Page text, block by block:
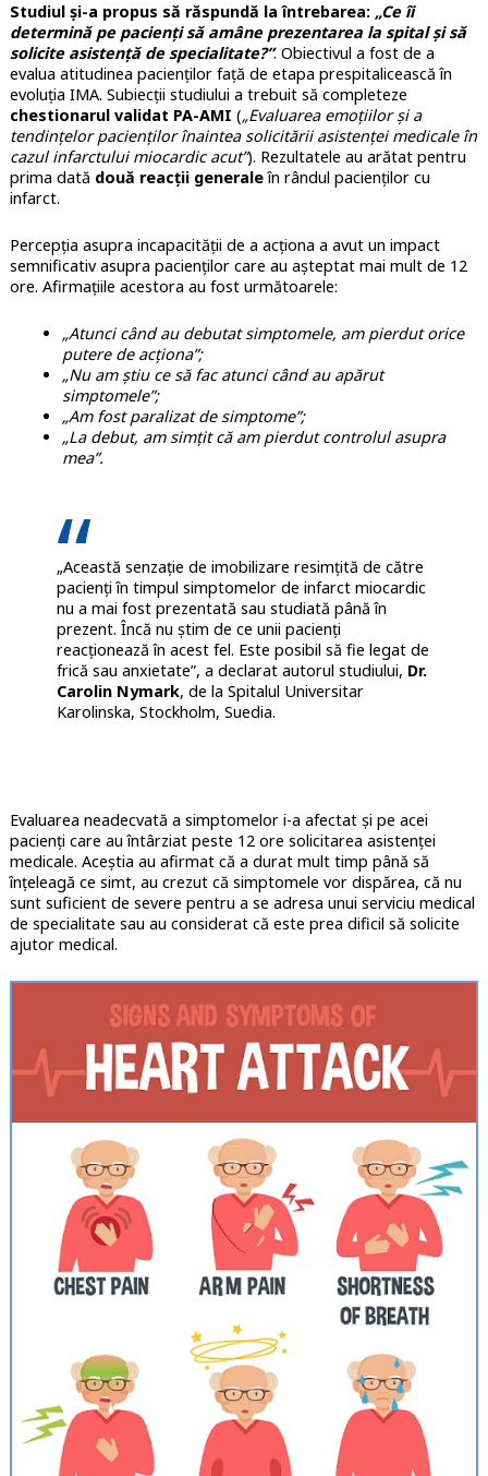
Studiul și-a propus să răspundă la întrebarea: „Ce îi
determină pe pacienți să amâne prezentarea la spital și să
solicite asistență de specialitate?”. Obiectivul a fost de a
evalua atitudinea pacienților față de etapa prespitalicească în
evoluția IMA. Subiecții studiului a trebuit să completeze
chestionarul validat PA-AMI („Evaluarea emoțiilor și a
tendințelor pacienților înaintea solicitării asistenței medicale în
cazul infarctului miocardic acut”). Rezultatele au arătat pentru
prima dată două reacții generaleîn rândul pacienților cu
infarct.
Percepția asupra incapacității de a acționa a avut un impact
semnificativ asupra pacienților care au așteptat mai mult de 12
ore. Afirmațiile acestora au fost următoarele:
„Atunci când au debutat simptomele, am pierdut orice
putere de acționa”;
„Nu am știu ce să fac atunci când au apărut
simptomele”;
„Am fost paralizat de simptome”;
„La debut, am simțit că am pierdut controlul asupra
mea”.
„Această senzație de imobilizare resimțită de către
pacienți în timpul simptomelor de infarct miocardic
nu a mai fost prezentată sau studiată până în
prezent. Încă nu știm de ce unii pacienți
reacționează în acest fel. Este posibil să fie legat de
frică sau anxietate”, a declarat autorul studiului, Dr.
Carolin Nymark, de la Spitalul Universitar
Karolinska, Stockholm, Suedia.
Evaluarea neadecvată a simptomelor i-a afectat și pe acei
pacienți care au întârziat peste 12 ore solicitarea asistenței
medicale. Aceștia au afirmat că a durat mult timp până să
înțeleagă ce simt, au crezut că simptomele vor dispărea, că nu
sunt suficient de severe pentru a se adresa unui serviciu medical
de specialitate sau au considerat că este prea dificil să solicite
ajutor medical.